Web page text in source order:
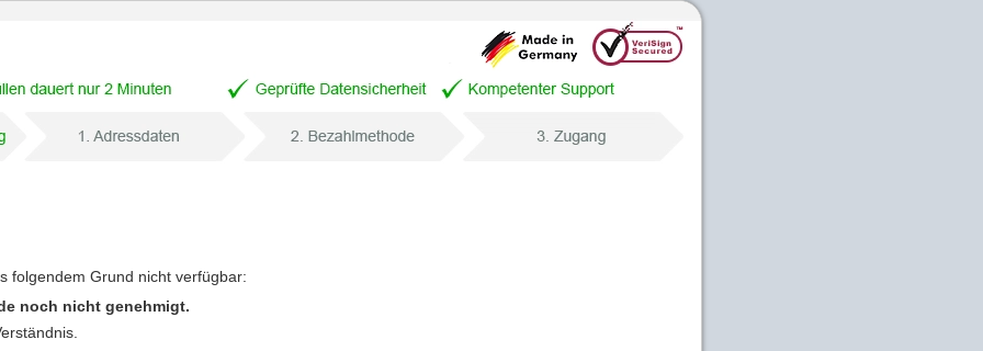
folgendem Grund nicht verfügbar:
noch nicht genehmigt.